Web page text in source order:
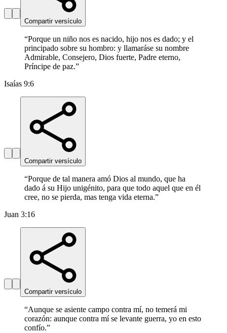
Compartir versículo
“Porque un niño nos es nacido, hijo nos es dado; y el
principado sobre su hombro: y llamaráse su nombre
Admirable, Consejero, Dios fuerte, Padre eterno,
Príncipe de paz.”
Isaías 9:6
Compartir versículo
“Porque de tal manera amó Dios al mundo, que ha
dado á su Hijo unigénito, para que todo aquel que en él
cree, no se pierda, mas tenga vida eterna.”
Juan 3:16
Compartir versículo
“Aunque se asiente campo contra mí, no temerá mi
corazón: aunque contra mí se levante guerra, yo en esto
confío.”